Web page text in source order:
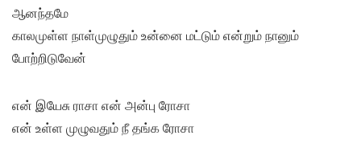
ஆனந்தமே
காலமுள்ள நாள்முழுதும் உன்னை மட்டும் என்றும் நானும்
போற்றிடுவேன்
என் இயேசு ராசா என் அன்பு ரோசா
என் உள்ள முழுவதும் நீ தங்க ரோசா